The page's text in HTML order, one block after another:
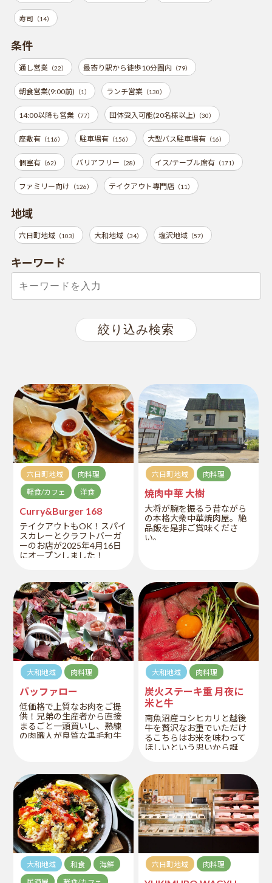
寿司 （14）
条件
通し営業（22） 最寄り駅から徒歩10分圏内（79）
朝食営業(9:00前) （1） ランチ営業（130）
14:00以降も営業（77） 団体受入可能(20名様以上) （30）
座敷有（116） 駐車場有（156） 大型バス駐車場有（16）
個室有（62） バリアフリー （28） イス/テーブル席有（171）
ファミリー向け （126） テイクアウト専門店（11）
地域
六日町地域（103） 大和地域（34） 塩沢地域（57）
キーワード
六日町地域
肉料理
軽食/カフェ
洋食
Curry&Burger 168
テイクアウトもOK！スパイ
スカレーとクラフトバーガ
ーのお店が2025年4月16日
にオープンしました！
ジナルのスパイスカレー。
バーガーは3種類あり、配合
や焼き方にこだわった肉々
しいパティで食べごたえも
充分！
夜は予約制で6名～18名ま
で、5,000円～飲み放題付き
のプランもできますので、
お好みのメニューやドリン
クなどご相談ください。
六日町地域 肉料理
焼肉中華 大樹
大将が腕を振るう昔ながら
の本格大衆中華焼肉屋。絶
品飯を是非ご賞味くださ
い。
大和地域 肉料理
バッファロー
低価格で上質なお肉をご提
供！兄弟の生産者から直接
まるごと一頭買いし、熟練
の肉職人が良質な黒毛和牛
た和牛の良質なお肉を低価
格でお届けしています。
大和地域 肉料理
炭火ステーキ重 月夜に
米と牛
南魚沼産コシヒカリと越後
牛を贅沢なお重でいただけ
るこちらはお米を味わって
ほしいという思いから誕
沼産コシヒカリに、甘めの
特製タレが絡んだ越後牛を
たっぷりと敷き詰めて召し
上がれ。
大和地域 和食
海鮮
六日町地域 肉料理